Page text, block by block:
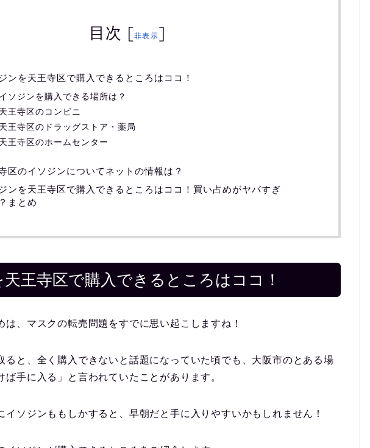
目次 [非表示]
ンを天王寺区で購入できるところはココ！
イソジンを購入できる場所は？
天王寺区のコンビニ
天王寺区のドラッグストア・薬局
天王寺区のホームセンター
区のイソジンについてネットの情報は？
ンを天王寺区で購入できるところはココ！買い占めがヤバすぎ
まとめ
王寺区で購入できるところはココ！
は、マスクの転売問題をすでに思い起こしますね！
ると、全く購入できないと話題になっていた頃でも、大阪市のとある場
ば手に入る」と言われていたことがあります。
イソジンももしかすると、早朝だと手に入りやすいかもしれません！